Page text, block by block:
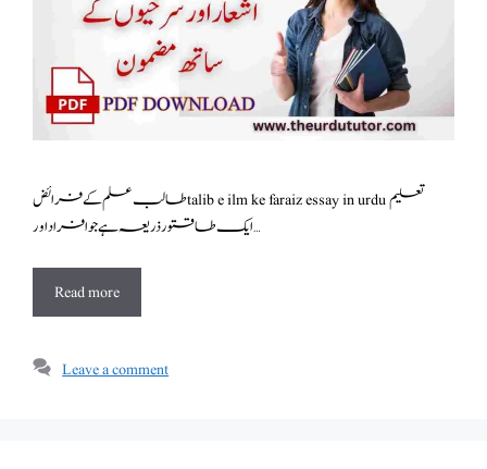
طالب علم کے فرائض talib e ilm ke faraiz essay in urdu تعلیم
ایک طاقتور ذریعہ ہے جو افراد اور …
Read more
Leave a comment